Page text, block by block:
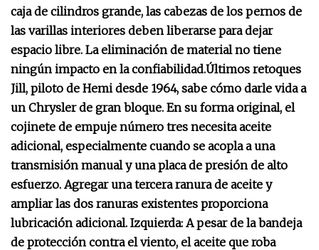
caja de cilindros grande, las cabezas de los pernos de
las varillas interiores deben liberarse para dejar
espacio libre. La eliminación de material no tiene
ningún impacto en la confiabilidad.Últimos retoques
Jill, piloto de Hemi desde 1964, sabe cómo darle vida a
un Chrysler de gran bloque. En su forma original, el
cojinete de empuje número tres necesita aceite
adicional, especialmente cuando se acopla a una
transmisión manual y una placa de presión de alto
esfuerzo. Agregar una tercera ranura de aceite y
ampliar las dos ranuras existentes proporciona
lubricación adicional. Izquierda: A pesar de la bandeja
de protección contra el viento, el aceite que roba